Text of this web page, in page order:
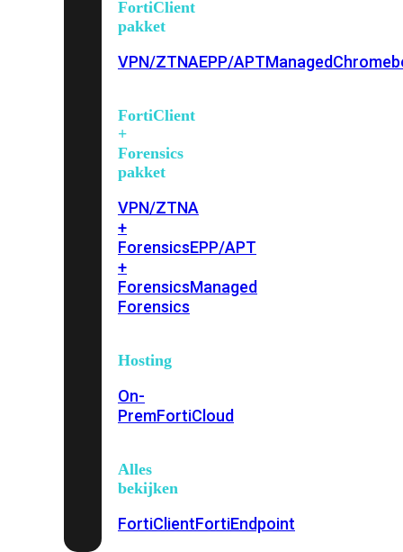
FortiClient
pakket
VPN/ZTNAEPP/APTManaged
FortiClient
+
Forensics
pakket
VPN/ZTNA
+
ForensicsEPP/APT
+
ForensicsManaged
Forensics
Hosting
On-
PremFortiCloud
Alles
bekijken
FortiClientFortiEndpoint